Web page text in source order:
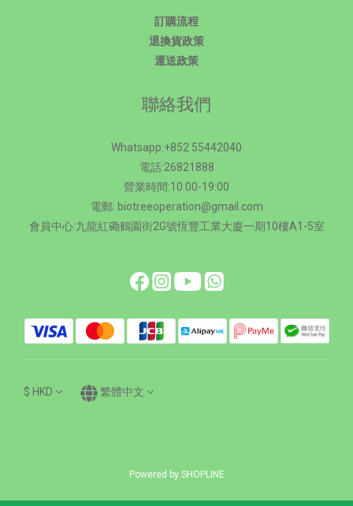
訂購流程
退換貨政策
運送政策
聯絡我們
Whatsapp:+852 55442040
電話:26821888
營業時間:10:00-19:00
電郵: biotreeoperation@gmail.com
會員中心:九龍紅磡鶴園街2G號恆豐工業大廈一期10樓A1-5室
$ HKD 繁體中文
Powered by SHOPLINE